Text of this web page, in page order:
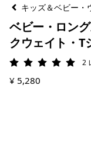
キッズ＆ベビー・
ベビー・ロン
クウェイト・T
評価: 5 / 5 2
¥ 5,280